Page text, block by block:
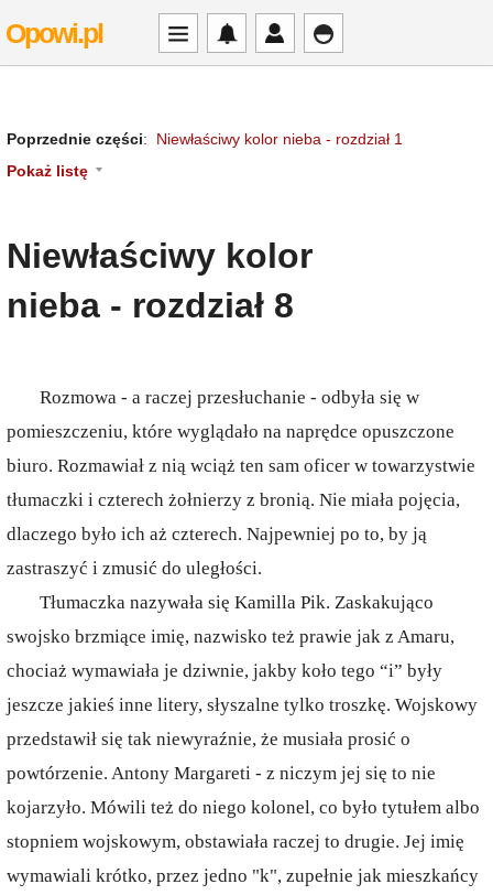
Opowi.pl
Poprzednie części: Niewłaściwy kolor nieba - rozdział 1
Pokaż listę
Niewłaściwy kolor
nieba - rozdział 8
Rozmowa - a raczej przesłuchanie - odbyła się w
pomieszczeniu, które wyglądało na naprędce opuszczone
biuro. Rozmawiał z nią wciąż ten sam oficer w towarzystwie
tłumaczki i czterech żołnierzy z bronią. Nie miała pojęcia,
dlaczego było ich aż czterech. Najpewniej po to, by ją
zastraszyć i zmusić do uległości.
Tłumaczka nazywała się Kamilla Pik. Zaskakująco
swojsko brzmiące imię, nazwisko też prawie jak z Amaru,
chociaż wymawiała je dziwnie, jakby koło tego “i” były
jeszcze jakieś inne litery, słyszalne tylko troszkę. Wojskowy
przedstawił się tak niewyraźnie, że musiała prosić o
powtórzenie. Antony Margareti - z niczym jej się to nie
kojarzyło. Mówili też do niego kolonel, co było tytułem albo
stopniem wojskowym, obstawiała raczej to drugie. Jej imię
wymawiali krótko, przez jedno "k", zupełnie jak mieszkańcy